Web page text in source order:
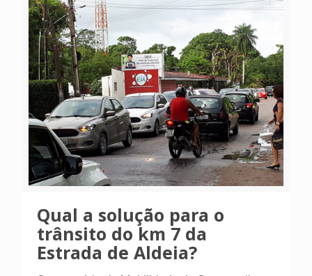
Qual a solução para o
trânsito do km 7 da
Estrada de Aldeia?